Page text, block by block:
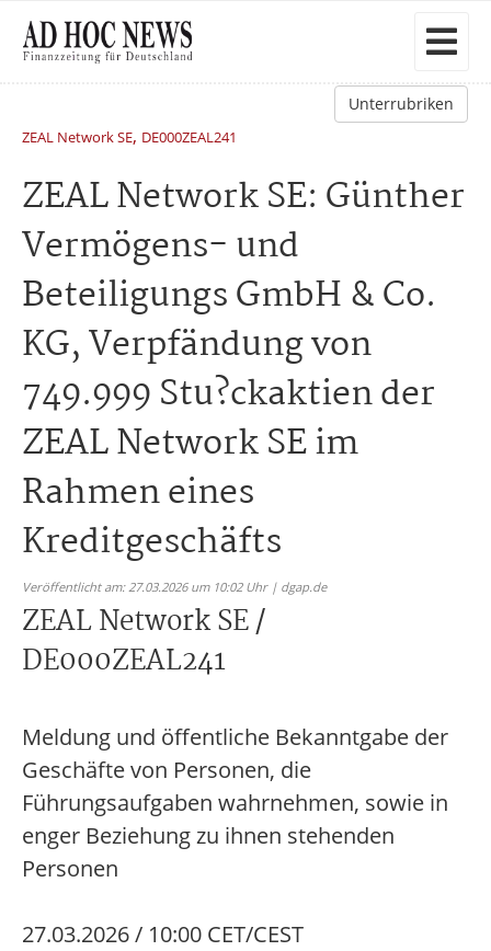
Unterrubriken
ZEAL Network SE, DE000ZEAL241
ZEAL Network SE: Günther
Vermögens- und
Beteiligungs GmbH & Co.
KG, Verpfändung von
749.999 Stu?ckaktien der
ZEAL Network SE im
Rahmen eines
Kreditgeschäfts
Veröffentlicht am: 27.03.2026 um 10:02 Uhr | dgap.de
ZEAL Network SE /
DE000ZEAL241
Meldung und öffentliche Bekanntgabe der
Geschäfte von Personen, die
Führungsaufgaben wahrnehmen, sowie in
enger Beziehung zu ihnen stehenden
Personen
27.03.2026 / 10:00 CET/CEST